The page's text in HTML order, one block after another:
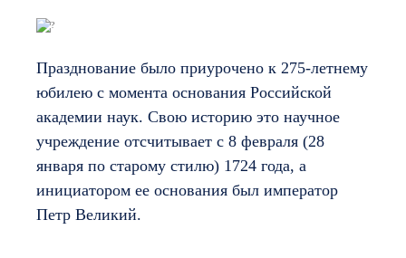
Празднование было приурочено к 275-летнему
юбилею с момента основания Российской
академии наук. Свою историю это научное
учреждение отсчитывает с 8 февраля (28
января по старому стилю) 1724 года, а
инициатором ее основания был император
Петр Великий.